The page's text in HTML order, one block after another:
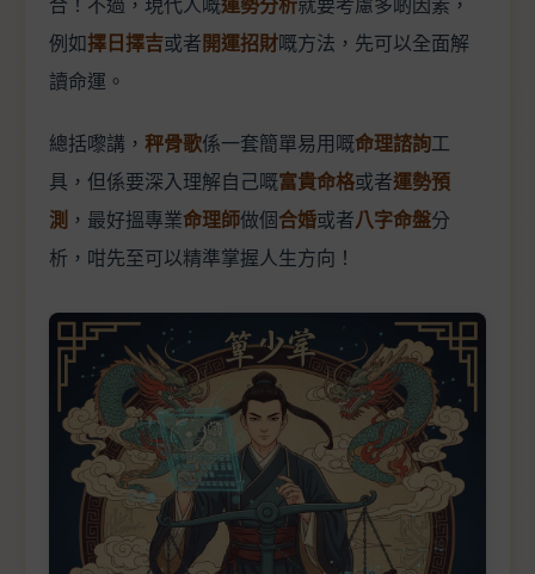
例如擇日擇吉或者開運招財嘅方法，先可以全面解
讀命運。
總括嚟講， 秤骨歌係一套簡單易用嘅命理諮詢工
具，但係要深入理解自己嘅富貴命格或者運勢預
測 ，最好搵專業命理師做個合婚或者八字命盤分
析，咁先至可以精準掌握人生方向！